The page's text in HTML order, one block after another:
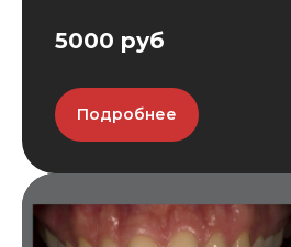
5000 руб
Подробнее